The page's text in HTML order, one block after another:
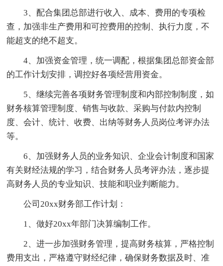
3、配合集团总部进行收入、成本、费用的专项检
查，加强非生产费用和可控费用的控制、执行力度，不
能超支的绝不超支。
4、加强资金管理，统一调配，根据集团总部资金部
的工作计划安排，调控好各项经营用资金。
5、继续完善各项财务管理制度和内部控制制度，如
财务核算管理制度、销售与收款、采购与付款内控制
度、会计、统计、收费、出纳等财务人员岗位考评办法
等。
6、加强财务人员的业务知识、企业会计制度和国家
有关财经法规的学习，结合财务人员考评办法，逐步提
高财务人员的专业知识、技能和职业判断能力。
公司20xx财务部工作计划：
1、做好20xx年部门决算编制工作。
2、进一步加强财务管理，提高财务核算，严格控制
费用支出，严格遵守财经纪律，确保财务数据及时、准